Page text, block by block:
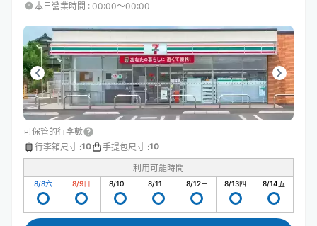
本日營業時間 : 00:00〜00:00
可保管的行李數
行李箱尺寸 :10 手提包尺寸 :10
利用可能時間
8/8六 8/9日 8/10一 8/11二 8/12三 8/13四 8/14五